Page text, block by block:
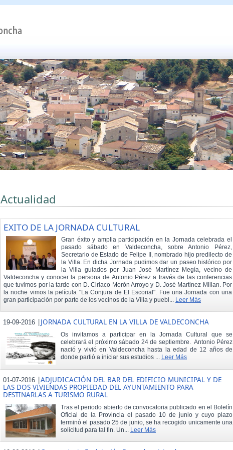
Actualidad
EXITO DE LA JORNADA CULTURAL
Gran éxito y amplia participación en la Jornada celebrada el
pasado sábado en Valdeconcha, sobre Antonio Pérez,
Secretario de Estado de Felipe II, nombrado hijo predilecto de
la Villa. En dicha Jornada pudimos dar un paseo histórico por
la Villa guiados por Juan José Martínez Megía, vecino de
Valdeconcha y conocer la persona de Antonio Pérez a través de las conferencias
que tuvimos por la tarde con D. Ciriaco Morón Arroyo y D. José Martinez Millan. Por
la noche vimos la película "La Conjura de El Escorial". Fue una Jornada con una
gran participación por parte de los vecinos de la Villa y puebl... Leer Más
19-09-2016 |JORNADA CULTURAL EN LA VILLA DE VALDECONCHA
Os invitamos a participar en la Jornada Cultural que se
celebrará el próximo sábado 24 de septiembre. Antonio Pérez
nació y vivió en Valdeconcha hasta la edad de 12 años de
donde partió a iniciar sus estudios ... Leer Más
01-07-2016 |ADJUDICACIÓN DEL BAR DEL EDIFICIO MUNICIPAL Y DE
LAS DOS VIVIENDAS PROPIEDAD DEL AYUNTAMIENTO PARA
DESTINARLAS A TURISMO RURAL
Tras el periodo abierto de convocatoria publicado en el Boletín
Oficial de la Provincia el pasado 10 de junio y cuyo plazo
terminó el pasado 25 de junio, se ha recogido unicamente una
solicitud para tal fin. Un... Leer Más